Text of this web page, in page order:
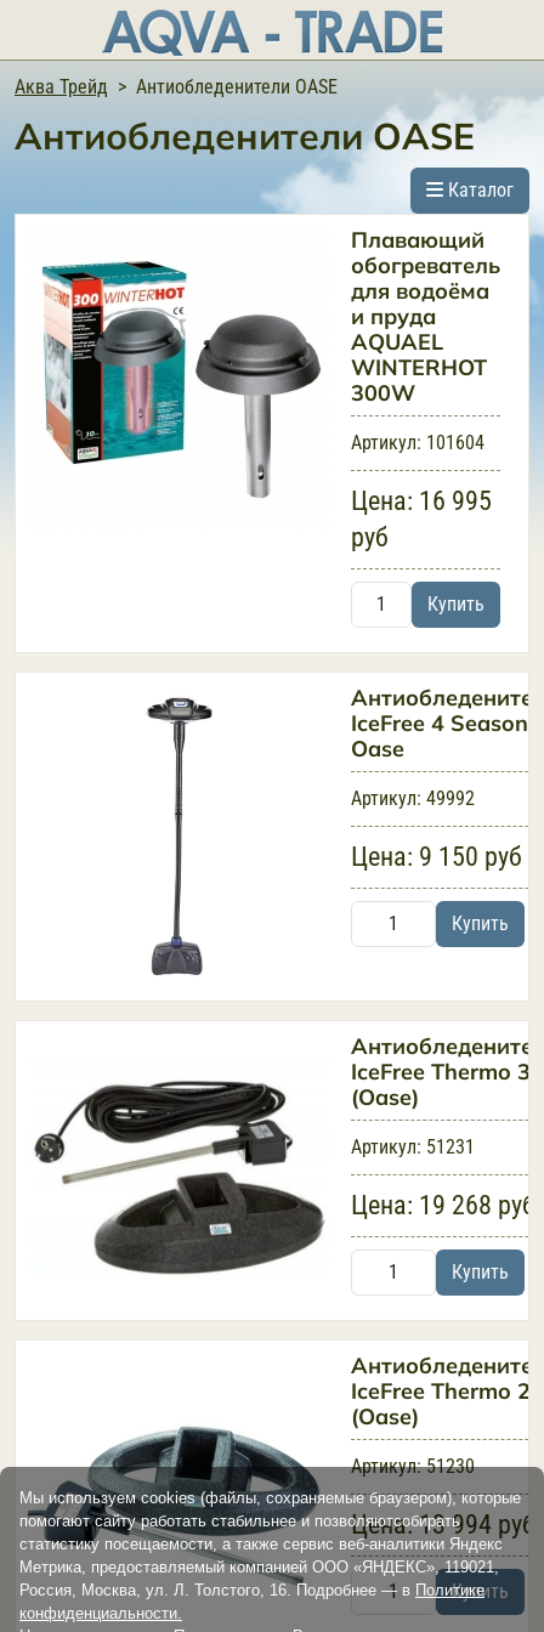
Аква Трейд Антиобледенители OASE
Антиобледенители OASE
Каталог
Плавающий
обогреватель
для водоёмa
и пруда
AQUAEL
WINTERHOT
300W
Артикул: 101604
Цена: 16 995
руб
Купить
IceFree 4 Seasons
Oase
Артикул: 49992
Цена: 9 150 руб
Купить
IceFree Thermo
(Oase)
Артикул: 51231
Цена: 19 268 руб
Купить
IceFree Thermo
(Oase)
Артикул:51230
Цена:13 994 руб
Купить
Мы используем cookies (файлы, сохраняемые браузером), которые
помогают сайту работать стабильнее и позволяютсобирать
статистику посещаемости, а также сервис веб-аналитики Яндекс
Метрика, предоставляемый компанией ООО «ЯНДЕКС», 119021,
Россия, Москва, ул. Л. Толстого, 16. Подробнее — в Политике
конфиденциальности.